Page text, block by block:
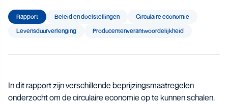
Rapport Beleid en doelstellingen
Circulaire economie
Levensduur­verlenging
Producenten­­­­verantwoor­delijk­heid
In dit rapport zijn verschillende beprijzingsmaatregelen
onderzocht om de circulaire economie op te kunnen schalen.